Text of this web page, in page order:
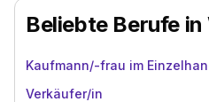
Beliebte Berufe
Kaufmann/-frau im
Verkäufer/in